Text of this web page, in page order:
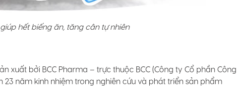
hết biếng ăn, tăng cân tự nhiên
xuất bởi BCC Pharma – trực thuộc BCC (Công ty Cổ phần Công
23 năm kinh nhiệm trong nghiên cứu và phát triển sản phẩm